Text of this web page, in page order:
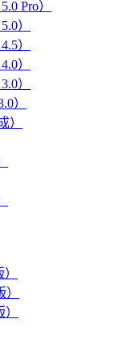
Pro）
）
）
）
）
）
）